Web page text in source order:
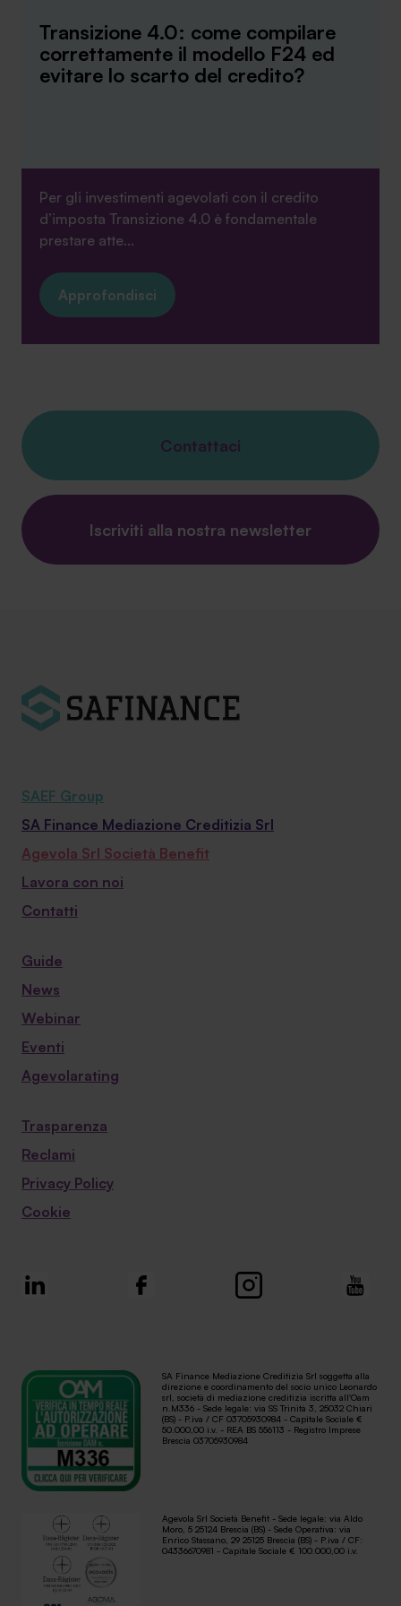
Transizione 4.0: come compilare
correttamente il modello F24 ed
evitare lo scarto del credito?
Per gli investimenti agevolati con il credito
d’imposta Transizione 4.0 è fondamentale
prestare atte...
Approfondisci
Contattaci
Iscriviti alla nostra newsletter
SAEF Group
SA Finance Mediazione Creditizia Srl
Agevola Srl Società Benefit
Lavora con noi
Contatti
Guide
News
Webinar
Eventi
Agevolarating
Trasparenza
Reclami
Privacy Policy
Cookie
SA Finance Mediazione Creditizia Srl soggetta alla
direzione e coordinamento del socio unico Leonardo
srl, società di mediazione creditizia iscritta all'Oam
n.M336 - Sede legale: via SS Trinità 3, 25032 Chiari
(BS) - P.iva / CF 03705930984 - Capitale Sociale €
50.000,00 i.v. - REA BS 556113 - Registro Imprese
Brescia 03705930984
Agevola Srl Società Benefit - Sede legale: via Aldo
Moro, 5 25124 Brescia (BS) - Sede Operativa: via
Enrico Stassano, 29 25125 Brescia (BS) - P.iva / CF:
04336670981 - Capitale Sociale € 100.000,00 i.v.